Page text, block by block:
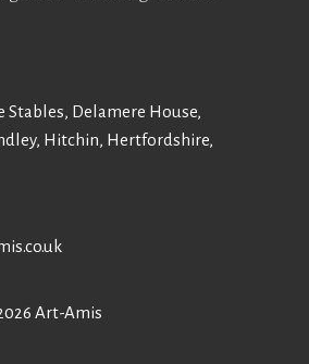
Stables, Delamere House,
Hitchin, Hertfordshire,
Art-Amis